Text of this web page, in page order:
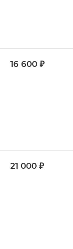
16 600 ₽
21 000 ₽